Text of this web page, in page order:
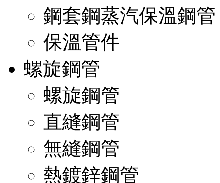
鋼套鋼蒸汽保溫鋼管
保溫管件
螺旋鋼管
螺旋鋼管
直縫鋼管
無縫鋼管
熱鍍鋅鋼管